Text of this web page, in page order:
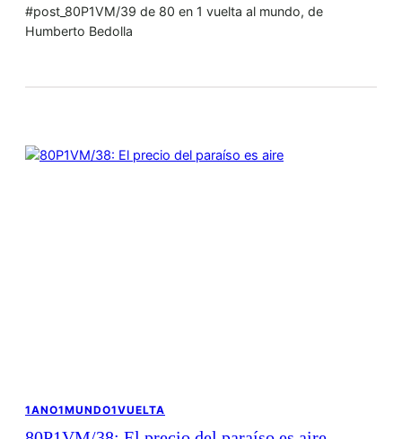
#post_80P1VM/39 de 80 en 1 vuelta al mundo, de
Humberto Bedolla
1ANO1MUNDO1VUELTA